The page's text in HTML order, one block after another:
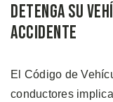
Detenga su
Accidente
El Código de
conductores